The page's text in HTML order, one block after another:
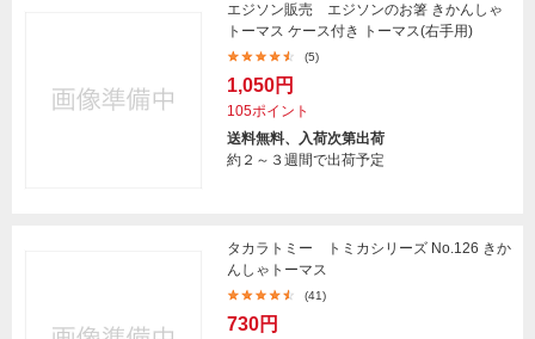
エジソン販売 エジソンのお箸 きかんしゃ
トーマス ケース付き トーマス(右手用)
(5)
1,050円
105ポイント
送料無料、入荷次第出荷
約２～３週間で出荷予定
タカラトミー トミカシリーズ No.126 きか
んしゃトーマス
(41)
730円